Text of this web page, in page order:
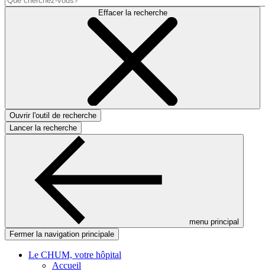
Effacer la recherche
Ouvrir l'outil de recherche
Lancer la recherche
menu principal
Fermer la navigation principale
Le CHUM, votre hôpital
Accueil